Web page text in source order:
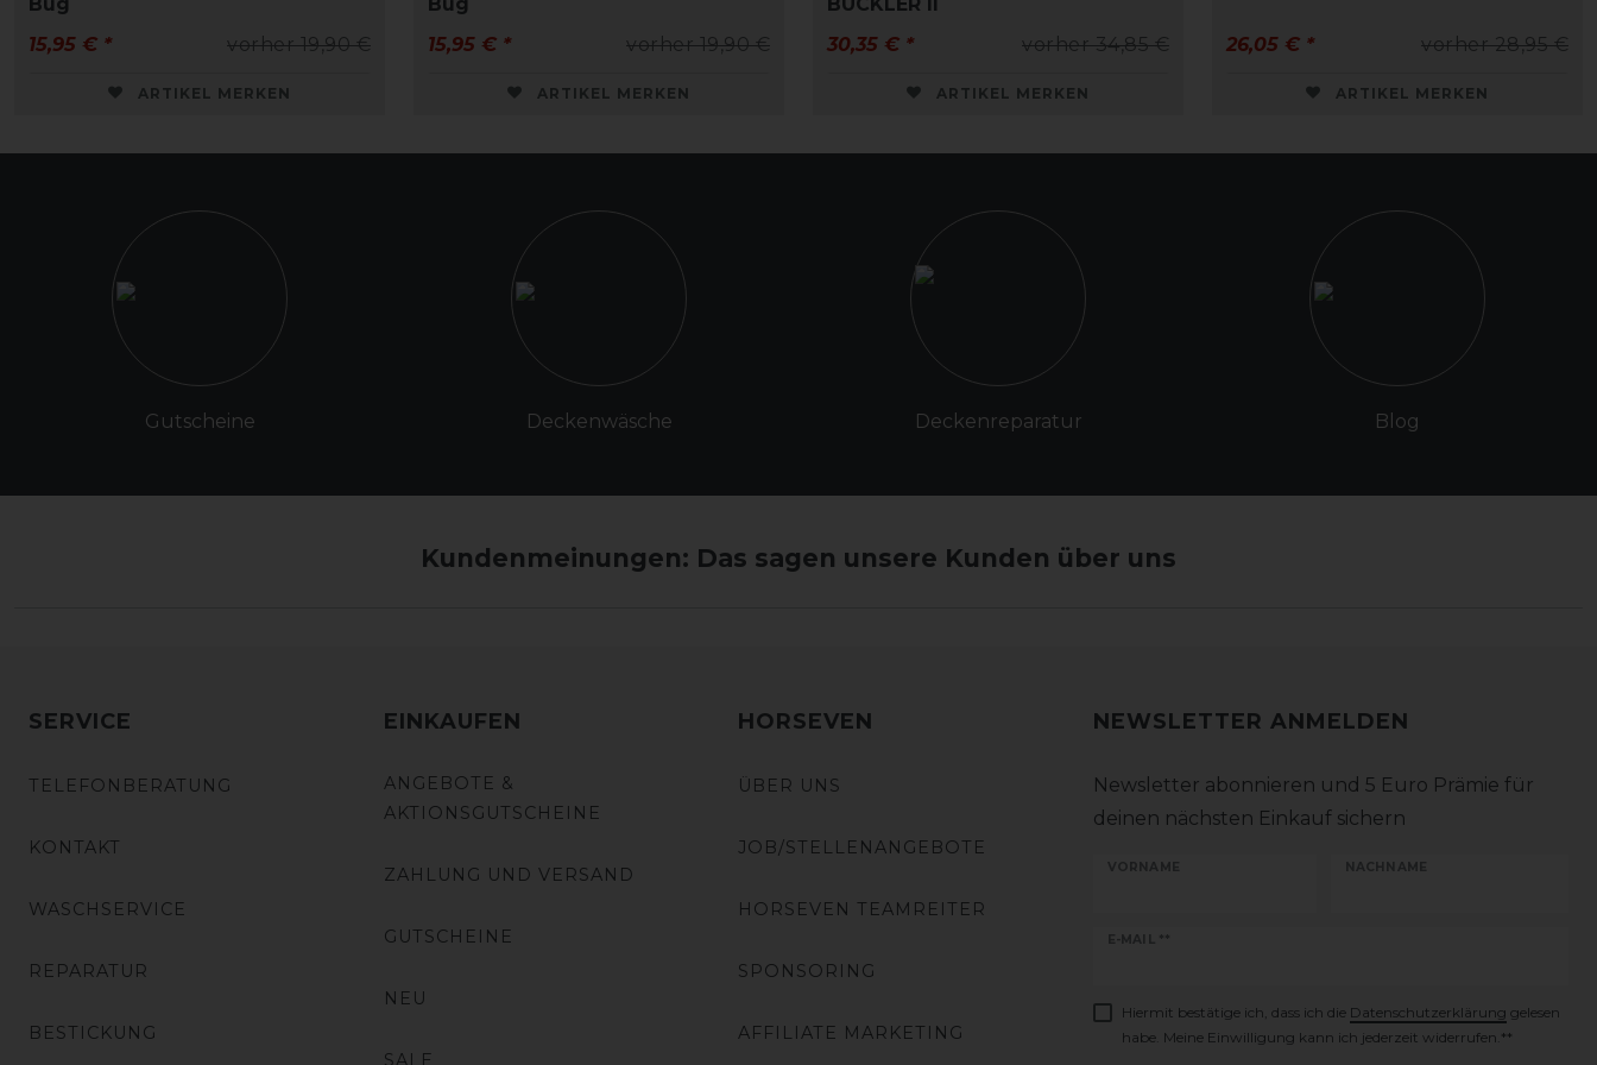
vorher 19,90 €
15,95 € *
ARTIKEL MERKEN
vorher 19,90 €
15,95 € *
ARTIKEL MERKEN
vorher 34,85 €
30,35 € *
ARTIKEL MERKEN
vorher 28,95 €
26,05 € *
ARTIKEL MERKEN
Gutscheine Deckenwäsche Deckenreparatur Blog
Kundenmeinungen: Das sagen unsere Kunden über uns
SERVICE
TELEFONBERATUNG
KONTAKT
WASCHSERVICE
REPARATUR
BESTICKUNG
EINKAUFEN
ANGEBOTE &
AKTIONSGUTSCHEINE
ZAHLUNG UND VERSAND
GUTSCHEINE
NEU
SALE
HORSEVEN
ÜBER UNS
JOB/STELLENANGEBOTE
HORSEVEN TEAMREITER
SPONSORING
AFFILIATE MARKETING
NEWSLETTER ANMELDEN
Newsletter abonnieren und 5 Euro Prämie für
deinen nächsten Einkauf sichern
VORNAME NACHNAME
E-MAIL **
Newsletter
Hiermit bestätige ich, dass ich die Daten­schutz­erklärung gelesen
habe. Meine Einwilligung kann ich jederzeit widerrufen.**